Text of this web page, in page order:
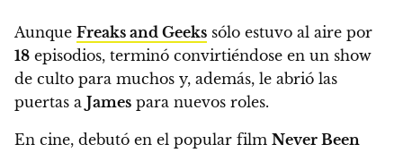
Aunque Freaks and Geeks sólo estuvo al aire por
18 episodios, terminó convirtiéndose en un show
de culto para muchos y, además, le abrió las
puertas a James para nuevos roles.
En cine, debutó en el popular film Never Been